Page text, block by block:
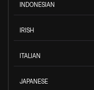
INDONESIAN
IRISH
ITALIAN
JAPANESE